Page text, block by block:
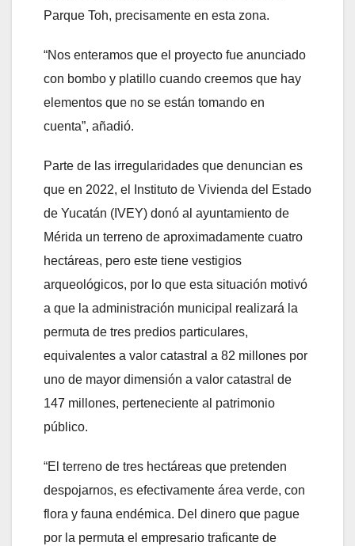
Parque Toh, precisamente en esta zona.
“Nos enteramos que el proyecto fue anunciado
con bombo y platillo cuando creemos que hay
elementos que no se están tomando en
cuenta”, añadió.
Parte de las irregularidades que denuncian es
que en 2022, el Instituto de Vivienda del Estado
de Yucatán (IVEY) donó al ayuntamiento de
Mérida un terreno de aproximadamente cuatro
hectáreas, pero este tiene vestigios
arqueológicos, por lo que esta situación motivó
a que la administración municipal realizará la
permuta de tres predios particulares,
equivalentes a valor catastral a 82 millones por
uno de mayor dimensión a valor catastral de
147 millones, perteneciente al patrimonio
público.
“El terreno de tres hectáreas que pretenden
despojarnos, es efectivamente área verde, con
flora y fauna endémica. Del dinero que pague
por la permuta el empresario traficante de